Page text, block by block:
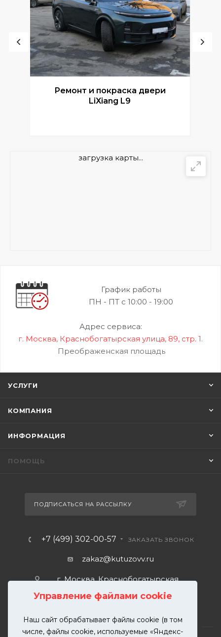
Управление файлами cookie
Наш сайт обрабатывает файлы cookie (в том
числе, файлы cookie, используемые «Яндекс-
Ремонт и покраска двери
LiXiang L9
загрузка карты...
График работы
ПН - ПТ с 10:00 - 19:00
Адрес сервиса:
г. Москва, Краснобогатырская улица, 89, стр. 1.
Преображенская площадь
УСЛУГИ
КОМПАНИЯ
ИНФОРМАЦИЯ
ПОМОЩЬ
ПОДПИСАТЬСЯ НА РАССЫЛКУ
+7 (499) 302-00-57 ЗАКАЗАТЬ ЗВОНОК
zakaz@kutuzovv.ru
г. Москва, Краснобогатырская